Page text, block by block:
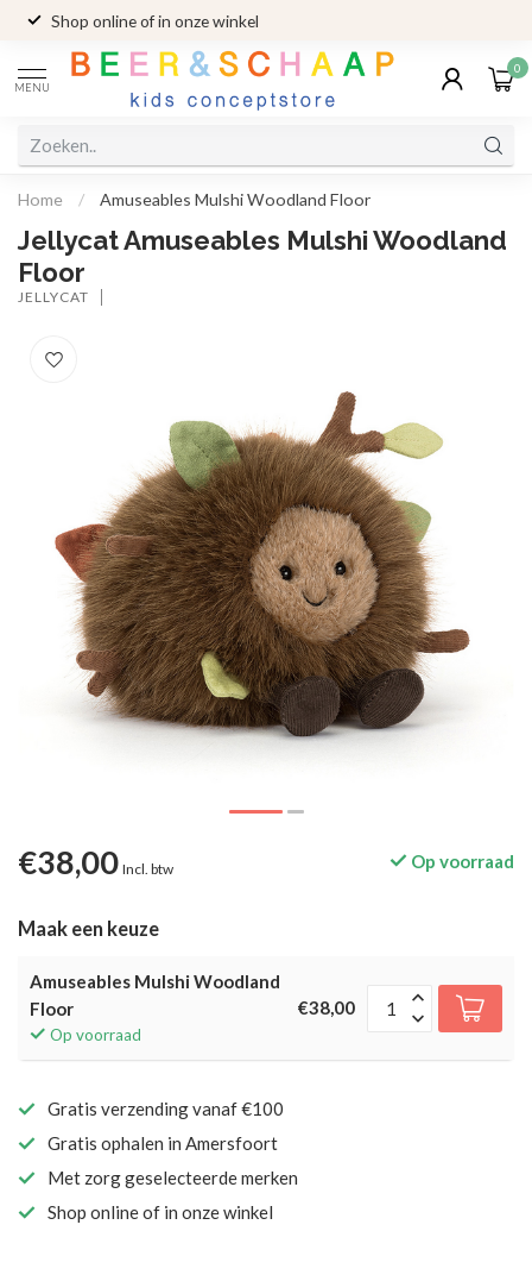
Shop online of in onze winkel
MENU
0
Home / Amuseables Mulshi Woodland Floor
Jellycat Amuseables Mulshi Woodland
Floor
JELLYCAT
€38,00 Incl. btw Op voorraad
Maak een keuze
Amuseables Mulshi Woodland
Floor
Op voorraad
€38,00
Gratis verzending vanaf €100
Gratis ophalen in Amersfoort
Met zorg geselecteerde merken
Shop online of in onze winkel